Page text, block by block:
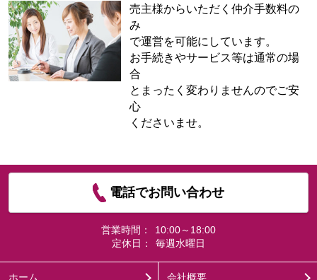
売主様からいただく仲介手数料の
み
で運営を可能にしています。
お手続きやサービス等は通常の場
合
とまったく変わりませんのでご安
心
くださいませ。
電話でお問い合わせ
営業時間：
10:00～18:00
定休日：
毎週水曜日
ホーム 会社概要